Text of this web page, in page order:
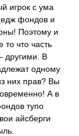
игрок с ума
фондов и
Поэтому и
то что часть
другими. В
одному
них прав? Вы
А в
тупо
айсберги